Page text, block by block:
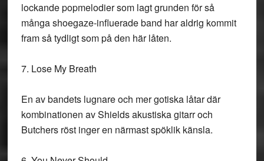
lockande popmelodier som lagt grunden för så
många shoegaze-influerade band har aldrig kommit
fram så tydligt som på den här låten.
7. Lose My Breath
En av bandets lugnare och mer gotiska låtar där
kombinationen av Shields akustiska gitarr och
Butchers röst inger en närmast spöklik känsla.